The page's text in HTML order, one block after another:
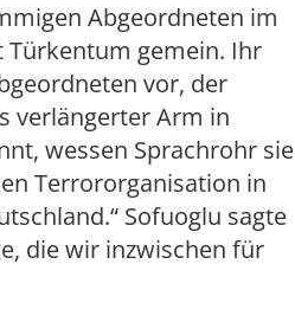
Abgeordneten im
Türkentum gemein. Ihr
vor, der
verlängerter Arm in
wessen Sprachrohr sie
Terrororganisation in
Sofuoglu sagte
die wir inzwischen für